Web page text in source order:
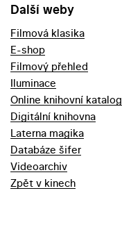
Další weby
Filmová klasika
E-shop
Filmový přehled
Iluminace
Online knihovní katalog
Digitální knihovna
Laterna magika
Databáze šifer
Videoarchiv
Zpět v kinech